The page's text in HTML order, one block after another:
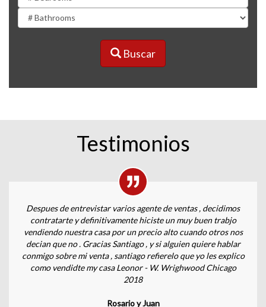
Buscar
Testimonios
Despues de entrevistar varios agente de ventas , decidimos
contratarte y definitivamente hiciste un muy buen trabjo
vendiendo nuestra casa por un precio alto cuando otros nos
decian que no . Gracias Santiago , y si alguien quiere hablar
conmigo sobre mi venta , santiago refierelo que yo les explico
como vendidte my casa Leonor - W. Wrighwood Chicago
2018
Rosario y Juan